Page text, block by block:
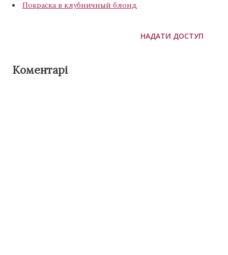
Покраска в клубничный блонд
НАДАТИ ДОСТУП
Коментарі